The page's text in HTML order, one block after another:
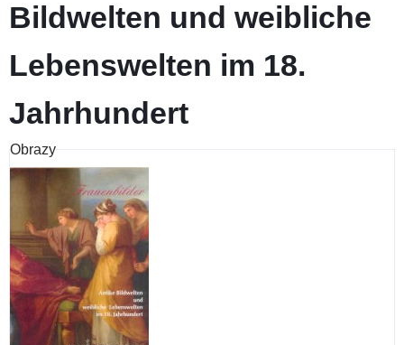
Bildwelten und weibliche
Lebenswelten im 18.
Jahrhundert
Obrazy